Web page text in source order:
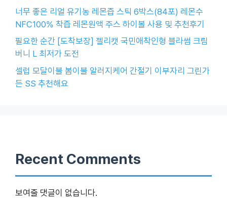
너무 좋은 리얼 유기농 레몬즙 스틱 6박스(84포) 레몬수
NFC100% 착즙 레몬원액 주스 하이볼 사용 및 추천후기
필요한 순간 [도착보장] 젤리캣 국민애착인형 블라썸 크림
버니 L 최저가 도전
셀럽 모달이불 봄이불 알러지케어 간절기 이부자리 그린가
든 SS 추천해요
Recent Comments
보여줄 댓글이 없습니다.